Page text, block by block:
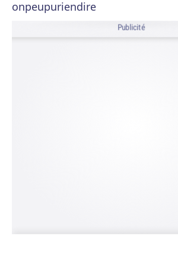
onpeupuriendire
Publicité